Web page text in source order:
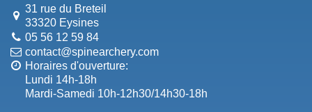
31 rue du Breteil
33320 Eysines
05 56 12 59 84
contact@spinearchery.com
Horaires d'ouverture:
Lundi 14h-18h
Mardi-Samedi 10h-12h30/14h30-18h